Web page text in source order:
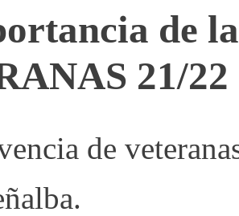
de
21/22
de